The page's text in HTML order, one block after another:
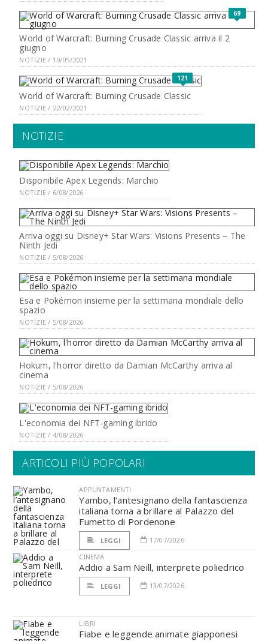
69
World of Warcraft: Burning Crusade Classic arriva il 2
giugno
NOTIZIE / 10/05/2021
121
World of Warcraft: Burning Crusade Classic
NOTIZIE / 22/02/2021
NOTIZIE
Disponibile Apex Legends: Marchio
NOTIZIE / 6/08/2026
Arriva oggi su Disney+ Star Wars: Visions Presents – The
Ninth Jedi
NOTIZIE / 5/08/2026
Esa e Pokémon insieme per la settimana mondiale dello
spazio
NOTIZIE / 5/08/2026
Hokum, l'horror diretto da Damian McCarthy arriva al
cinema
NOTIZIE / 5/08/2026
L'economia dei NFT-gaming ibrido
NOTIZIE / 4/08/2026
ARTICOLI PIÙ POPOLARI
APPUNTAMENTI
Yambo, l’antesignano della fantascienza
italiana torna a brillare al Palazzo del
Fumetto di Pordenone
LEGGI
17/07/2026
CINEMA
Addio a Sam Neill, interprete poliedrico
LEGGI 13/07/2026
LIBRI
Fiabe e leggende animate giapponesi